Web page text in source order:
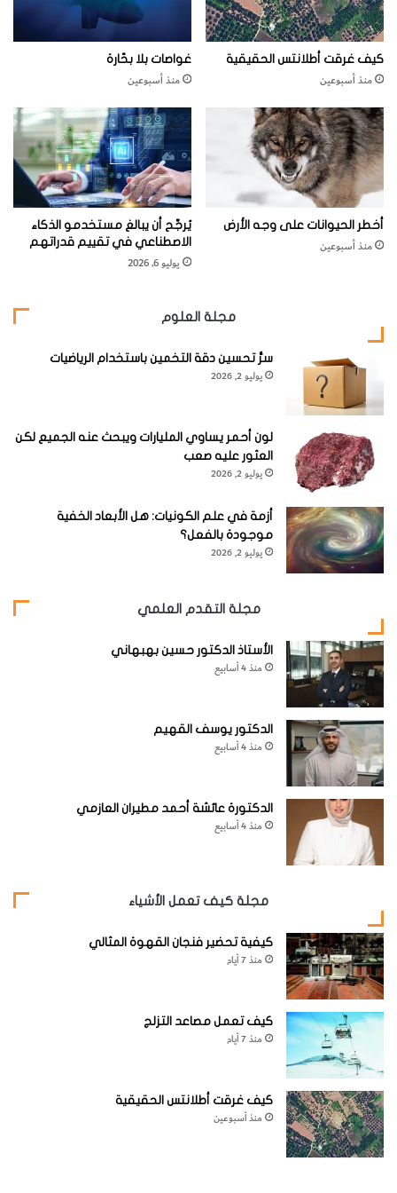
ل
ن
ق
ا
ش
و
ا
ل
ب
ن
ا
ت
ي
ا
ي
ة
كيف غرقت أطلانتس الحقيقية
منذ أسبوعين
غواصات بلا بحّارة
منذ أسبوعين
أخطر الحيوانات على وجه الأرض
منذ أسبوعين
يُرجَّح أن يبالغ مستخدمو الذكاء
الاصطناعي في تقييم قدراتهم
يوليو 6, 2026
مجلة العلوم
سرُّ تحسين دقة التخمين باستخدام الرياضيات
يوليو 2, 2026
لون أحمر يساوي المليارات ويبحث عنه الجميع لكن
العثور عليه صعب
يوليو 2, 2026
أزمة في علم الكونيات: هل الأبعاد الخفية
موجودة بالفعل؟
يوليو 2, 2026
مجلة التقدم العلمي
الأستاذ الدكتور حسين بهبهاني
منذ 4 أسابيع
الدكتور يوسف القهيم
منذ 4 أسابيع
الدكتورة عائشة أحمد مطيران العازمي
منذ 4 أسابيع
مجلة كيف تعمل الأشياء
كيفية تحضير فنجان القهوة المثالي
منذ 7 أيام
كيف تعمل مصاعد التزلج
منذ 7 أيام
كيف غرقت أطلانتس الحقيقية
منذ أسبوعين